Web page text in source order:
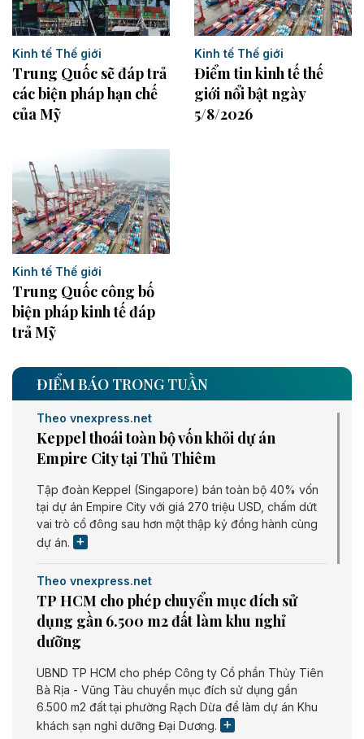
Kinh tế Thế giới
Trung Quốc sẽ đáp trả
các biện pháp hạn chế
của Mỹ
Kinh tế Thế giới
Điểm tin kinh tế thế
giới nổi bật ngày
5/8/2026
Kinh tế Thế giới
Trung Quốc công bố
biện pháp kinh tế đáp
trả Mỹ
ĐIỂM BÁO TRONG TUẦN
Theo vnexpress.net
Keppel thoái toàn bộ vốn khỏi dự án
Empire City tại Thủ Thiêm
Tập đoàn Keppel (Singapore) bán toàn bộ 40% vốn
tại dự án Empire City với giá 270 triệu USD, chấm dứt
vai trò cổ đông sau hơn một thập kỷ đồng hành cùng
dự án.
Theo vnexpress.net
TP HCM cho phép chuyển mục đích sử
dụng gần 6.500 m2 đất làm khu nghỉ
dưỡng
UBND TP HCM cho phép Công ty Cổ phần Thủy Tiên
Bà Rịa - Vũng Tàu chuyển mục đích sử dụng gần
6.500 m2 đất tại phường Rạch Dừa để làm dự án Khu
khách sạn nghỉ dưỡng Đại Dương.